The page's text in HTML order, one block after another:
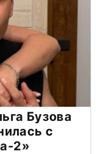
Бузова
с
2»